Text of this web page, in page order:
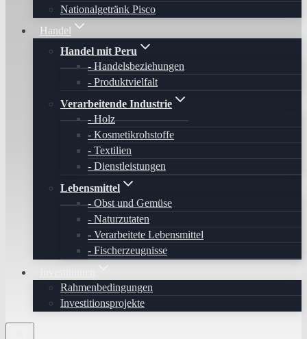
Nationalgetränk Pisco
Handel
Handel mit Peru
Handelsbeziehungen
Produktvielfalt
Verarbeitende Industrie
Holz
Kosmetikrohstoffe
Textilien
Dienstleistungen
Lebensmittel
Obst und Gemüse
Naturzutaten
Verarbeitete Lebensmittel
Fischerzeugnisse
Rahmenbedingungen
Investitionsprojekte